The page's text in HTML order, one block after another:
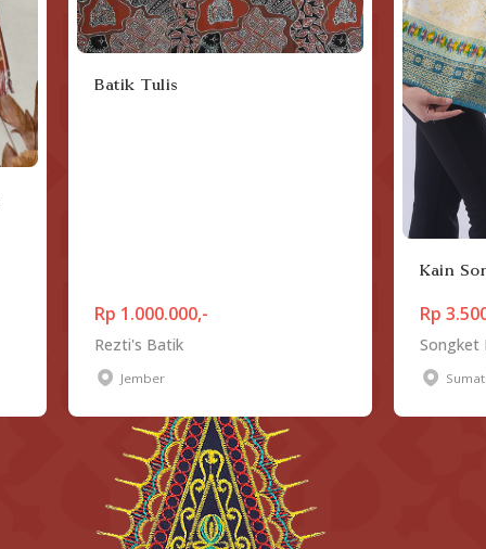
Batik Tulis
Rp 1.000.000,-
Rezti's Batik
Jember
Kain
Rp
Songket